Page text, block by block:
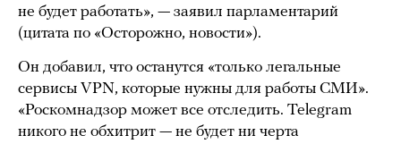
не будет работать», — заявил парламентарий
(цитата по «Осторожно, новости»).
Он добавил, что останутся «только легальные
сервисы VPN, которые нужны для работы СМИ».
«Роскомнадзор может все отследить. Telegram
никого не обхитрит — не будет ни черта